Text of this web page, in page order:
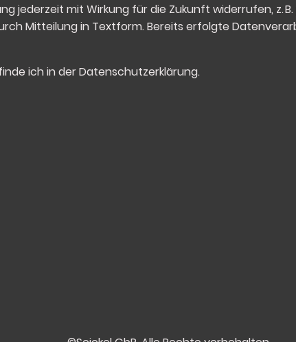
jederzeit mit Wirkung für die Zukunft widerrufen, z.
Mitteilung in Textform. Bereits erfolgte
ich in der Datenschutzerklärung.